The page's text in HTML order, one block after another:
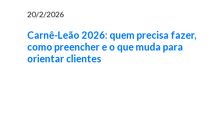
20/2/2026
Carnê-Leão 2026: quem precisa fazer,
como preencher e o que muda para
orientar clientes